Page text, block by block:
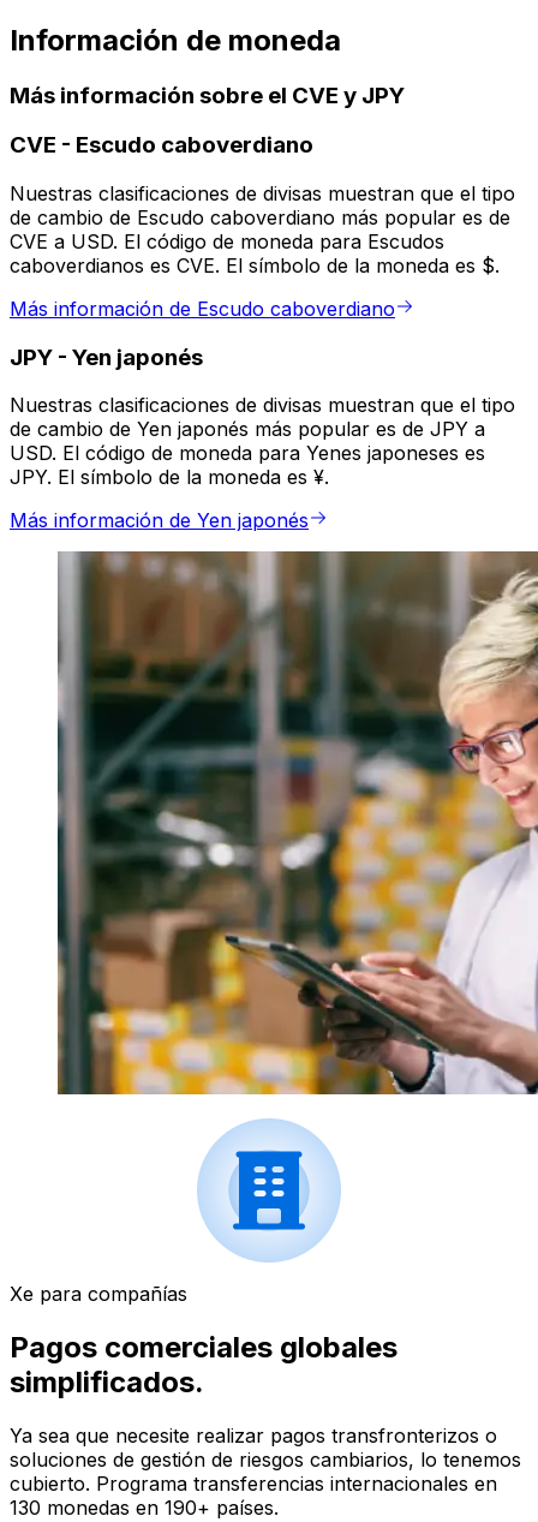
Información de moneda
Más información sobre el CVE y JPY
CVE - Escudo caboverdiano
Nuestras clasificaciones de divisas muestran que el tipo
de cambio de Escudo caboverdiano más popular es de
CVE a USD. El código de moneda para Escudos
caboverdianos es CVE. El símbolo de la moneda es $.
Más información de Escudo caboverdiano
JPY - Yen japonés
Nuestras clasificaciones de divisas muestran que el tipo
de cambio de Yen japonés más popular es de JPY a
USD. El código de moneda para Yenes japoneses es
JPY. El símbolo de la moneda es ¥.
Más información de Yen japonés
Xe para compañías
Pagos comerciales globales
simplificados.
Ya sea que necesite realizar pagos transfronterizos o
soluciones de gestión de riesgos cambiarios, lo tenemos
cubierto. Programa transferencias internacionales en
130 monedas en 190+ países.